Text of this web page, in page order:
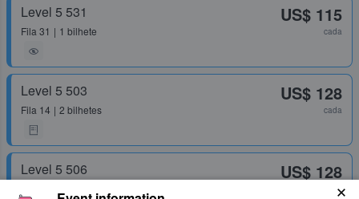
Level 5 531
Fila 31 1 bilhete
US$ 115
cada
Level 5 503
Fila 14 2 bilhetes
US$ 128
cada
Level 5 506 US$ 128
cada